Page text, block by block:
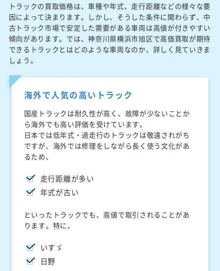
トラックの買取価格は、車種や年式、走行距離などの様々な要
因によって決まります。しかし、そうした条件に関わらず、中
古トラック市場で安定した需要がある車両は高値が付きやすい
傾向があります。では、神奈川県横浜市旭区で高価買取が期待
できるトラックとはどのような車両なのか、詳しく見ていきま
しょう。
海外で人気の高いトラック
国産トラックは耐久性が高く、故障が少ないことか
ら海外でも高い評価を受けています。
日本では低年式・過走行のトラックは敬遠されがち
ですが、海外では修理をしながら長く使う文化があ
るため、
走行距離が多い
年式が古い
といったトラックでも、高値で取引されることがあ
ります。特に、
いすゞ
日野